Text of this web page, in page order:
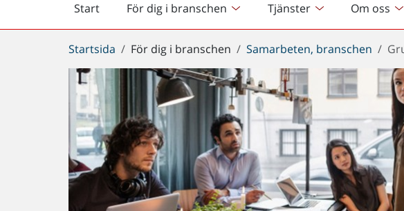
Start
Startsida För dig i branschen Tjänster Om oss
Du
är
här:
Startsida För dig i branschen Samarbeten, branschen